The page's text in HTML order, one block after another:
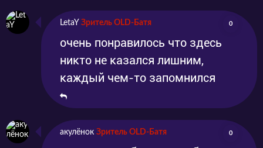
LetaY Зритель OLD-Батя 0
очень понравилось что здесь
никто не казался лишним,
каждый чем-то запомнился
акулёнок Зритель OLD-Батя 0